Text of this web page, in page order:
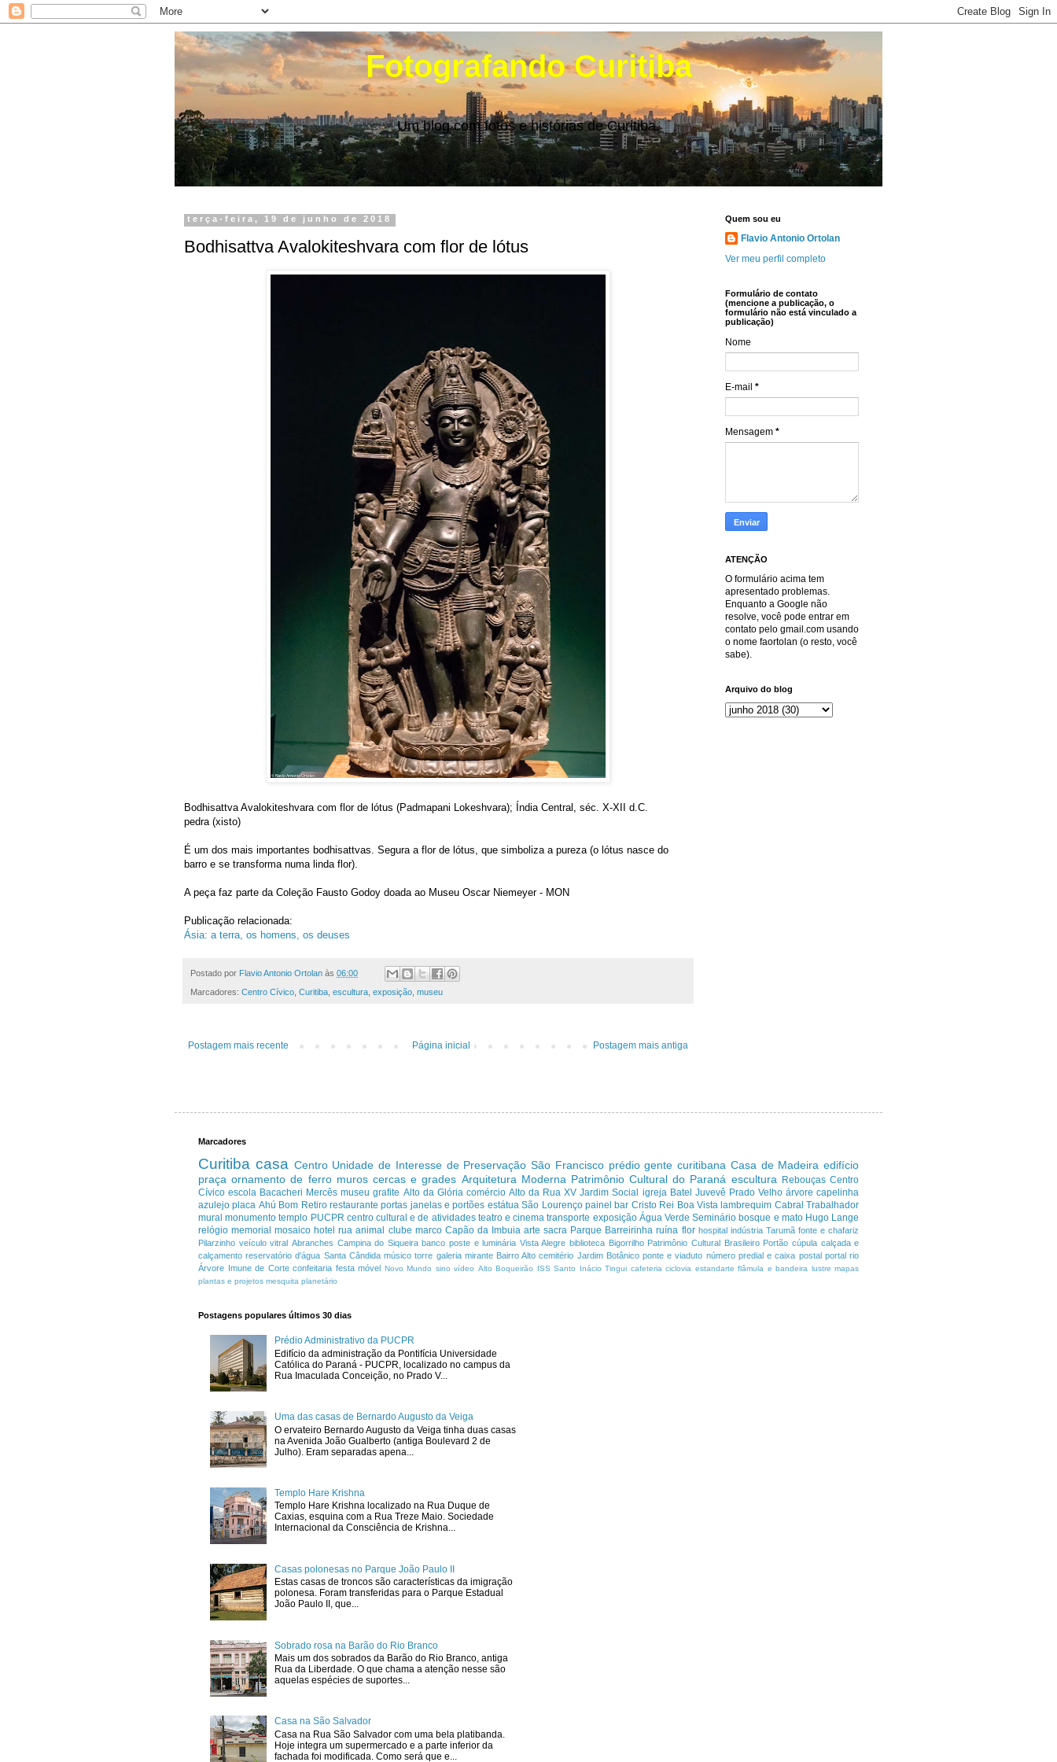
Fotografando Curitiba
Um blog com fotos e histórias de Curitiba.
terça-feira, 19 de junho de 2018
Bodhisattva Avalokiteshvara com flor de lótus
Bodhisattva Avalokiteshvara com flor de lótus (Padmapani Lokeshvara); Índia Central, séc. X-XII d.C.
pedra (xisto)
É um dos mais importantes bodhisattvas. Segura a flor de lótus, que simboliza a pureza (o lótus nasce do
barro e se transforma numa linda flor).
A peça faz parte da Coleção Fausto Godoy doada ao Museu Oscar Niemeyer - MON
Publicação relacionada:
Ásia: a terra, os homens, os deuses
Postado por Flavio Antonio Ortolan às 06:00
Marcadores: Centro Cívico Curitiba escultura exposição museu
Postagem mais recente Postagem mais antiga
Página inicial
Quem sou eu
Flavio Antonio Ortolan
Ver meu perfil completo
Formulário de contato
(mencione a publicação, o
formulário não está vinculado a
publicação)
Nome
E-mail *
Mensagem *
ATENÇÃO
O formulário acima tem
apresentado problemas.
Enquanto a Google não
resolve, você pode entrar em
contato pelo gmail.com usando
o nome faortolan (o resto, você
sabe).
Arquivo do blog
Marcadores
Curitiba casa Centro Unidade de Interesse de Preservação São Francisco prédio gente curitibana Casa de Madeira edifício
praça ornamento de ferro muros cercas e grades Arquitetura Moderna Patrimônio Cultural do Paraná escultura Rebouças Centro
Cívico escola Bacacheri Mercês museu grafite Alto da Glória comércio Alto da Rua XV Jardim Social igreja Batel Juvevê Prado Velho árvore capelinha
azulejo placa Ahú Bom Retiro restaurante portas janelas e portões estátua São Lourenço painel bar Cristo Rei Boa Vista lambrequim Cabral Trabalhador
mural monumento templo PUCPR centro cultural e de atividades teatro e cinema transporte exposição Água Verde Seminário bosque e mato Hugo Lange
relógio memorial mosaico hotel rua animal clube marco Capão da Imbuia arte sacra Parque Barreirinha ruína flor hospital indústria Tarumã fonte e chafariz
Pilarzinho veículo vitral Abranches Campina do Siqueira banco poste e luminária Vista Alegre biblioteca Bigorrilho Patrimônio Cultural Brasileiro Portão cúpula calçada e
calçamento reservatório d'água Santa Cândida músico torre galeria mirante Bairro Alto cemitério Jardim Botânico ponte e viaduto número predial e caixa postal portal rio
Árvore Imune de Corte confeitaria festa móvel Novo Mundo sino vídeo Alto Boqueirão ISS Santo Inácio Tingui cafeteria ciclovia estandarte flâmula e bandeira lustre mapas
plantas e projetos mesquita planetário
Postagens populares últimos 30 dias
Prédio Administrativo da PUCPR
Edifício da administração da Pontifícia Universidade
Católica do Paraná - PUCPR, localizado no campus da
Rua Imaculada Conceição, no Prado V...
Uma das casas de Bernardo Augusto da Veiga
O ervateiro Bernardo Augusto da Veiga tinha duas casas
na Avenida João Gualberto (antiga Boulevard 2 de
Julho). Eram separadas apena...
Templo Hare Krishna
Templo Hare Krishna localizado na Rua Duque de
Caxias, esquina com a Rua Treze Maio. Sociedade
Internacional da Consciência de Krishna...
Casas polonesas no Parque João Paulo II
Estas casas de troncos são características da imigração
polonesa. Foram transferidas para o Parque Estadual
João Paulo II, que...
Sobrado rosa na Barão do Rio Branco
Mais um dos sobrados da Barão do Rio Branco, antiga
Rua da Liberdade. O que chama a atenção nesse são
aquelas espécies de suportes...
Casa na São Salvador
Casa na Rua São Salvador com uma bela platibanda.
Hoje integra um supermercado e a parte inferior da
fachada foi modificada. Como será que e...